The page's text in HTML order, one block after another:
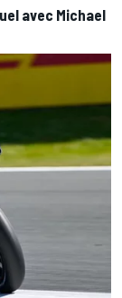
avec Michael